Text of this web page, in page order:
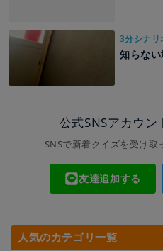
3分シナリ
知らな
公式SNSアカウ
SNSで新着クイズを受け取
友達追加する
人気のカテゴリ一覧